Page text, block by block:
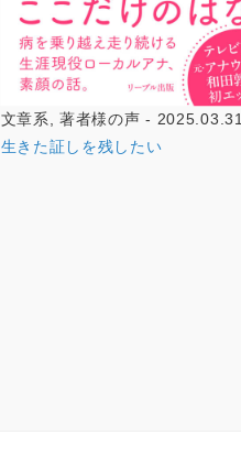
文章系, 著者様の声 - 2025.03.31
生きた証しを残したい